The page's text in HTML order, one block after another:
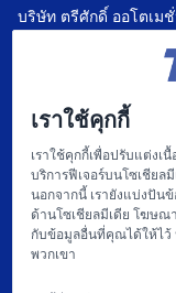
บริษัท ตรีศักดิ์ ออโตเม
บริษัท แฟคตอรี่ ออโตเ
บริษัท ไฮทรอน-ตรีศักดิ์
หน้าแรก
เกี่ยวกับเรา
เราใช้คุกกี้
เราใช้คุกกี้เพื่อปรับแต่ง
บริการฟีเจอร์บนโซเชียล
นอกจากนี้ เรายังแบ่งปัน
ด้านโซเชียลมีเดีย โฆษณ
กับข้อมูลอื่นที่คุณได้ให้ไว้
พวกเขา